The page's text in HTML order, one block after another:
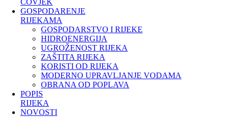
ČOVJEK
GOSPODARENJE
RIJEKAMA
GOSPODARSTVO I RIJEKE
HIDROENERGIJA
UGROŽENOST RIJEKA
ZAŠTITA RIJEKA
KORISTI OD RIJEKA
MODERNO UPRAVLJANJE VODAMA
OBRANA OD POPLAVA
POPIS
RIJEKA
NOVOSTI